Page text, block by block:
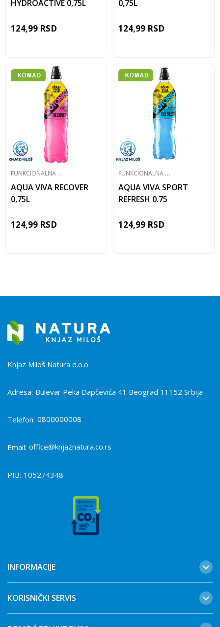
HYDROACTIVE 0,75L
124,99 RSD
0,75L
124,99 RSD
F
UNKCIONALNA VODA
AQUA VIVA RECOVER
0,75L
124,99 RSD
F
UNKCIONALNA VODA
AQUA VIVA SPORT
REFRESH 0.75
124,99 RSD
Knjaz Miloš Natura d.o.o.
Adresa: Bulevar Peka Dapčevića 41 Beograd 11152 Srbija
Telefon: 0800000008
Email: office@knjaznatura.co.rs
PIB: 105274348
INFORMACIJE
KORISNIČKI SERVIS